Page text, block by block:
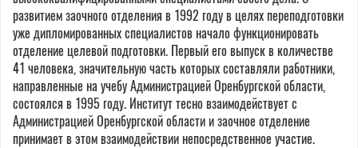
развитием заочного отделения в 1992 году в целях переподготовки
уже дипломированных специалистов начало функционировать
отделение целевой подготовки. Первый его выпуск в количестве
41 человека, значительную часть которых составляли работники,
направленные на учебу Администрацией Оренбургской области,
состоялся в 1995 году. Институт тесно взаимодействует с
Администрацией Оренбургской области и заочное отделение
принимает в этом взаимодействии непосредственное участие.